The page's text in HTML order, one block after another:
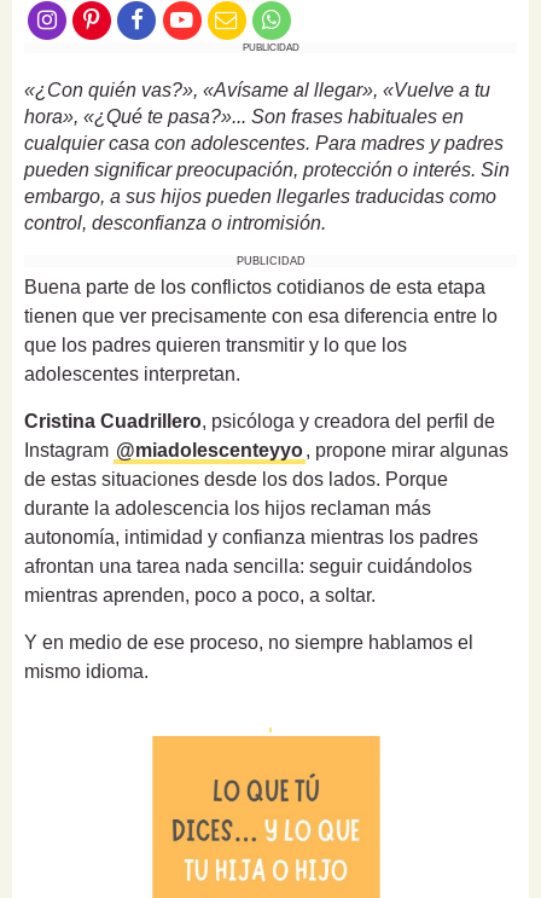
PUBLICIDAD
«¿Con quién vas?», «Avísame al llegar», «Vuelve a tu
hora», «¿Qué te pasa?»... Son frases habituales en
cualquier casa con adolescentes. Para madres y padres
pueden significar preocupación, protección o interés. Sin
embargo, a sus hijos pueden llegarles traducidas como
control, desconfianza o intromisión.
PUBLICIDAD
Buena parte de los conflictos cotidianos de esta etapa
tienen que ver precisamente con esa diferencia entre lo
que los padres quieren transmitir y lo que los
adolescentes interpretan.
Cristina Cuadrillero, psicóloga y creadora del perfil de
Instagram @miadolescenteyyo, propone mirar algunas
de estas situaciones desde los dos lados. Porque
durante la adolescencia los hijos reclaman más
autonomía, intimidad y confianza mientras los padres
afrontan una tarea nada sencilla: seguir cuidándolos
mientras aprenden, poco a poco, a soltar.
Y en medio de ese proceso, no siempre hablamos el
mismo idioma.